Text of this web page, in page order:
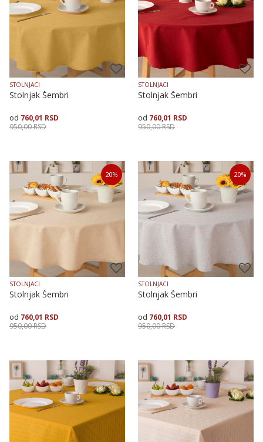
STOLNJACI
Stolnjak Šembri
760,01 RSD
950,00RSD
Dodaj u korpu
STOLNJACI
Stolnjak Šembri
760,01 RSD
950,00RSD
Dodaj u korpu
20%
STOLNJACI
Stolnjak Šembri
760,01 RSD
950,00RSD
Dodaj u korpu
20%
STOLNJACI
Stolnjak Šembri
760,01 RSD
950,00RSD
Dodaj u korpu